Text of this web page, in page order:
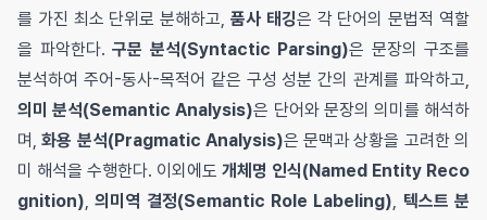
를 가진 최소 단위로 분해하고, 품사 태깅은 각 단어의 문법적 역할
을 파악한다. 구문 분석(Syntactic Parsing)은 문장의 구조를
분석하여 주어-동사-목적어 같은 구성 성분 간의 관계를 파악하고,
의미 분석(Semantic Analysis)은 단어와 문장의 의미를 해석하
며,화용 분석(Pragmatic Analysis)은 문맥과 상황을 고려한 의
미 해석을 수행한다. 이외에도 개체명 인식(Named Entity Reco
gnition),의미역 결정(Semantic Role Labeling), 텍스트 분